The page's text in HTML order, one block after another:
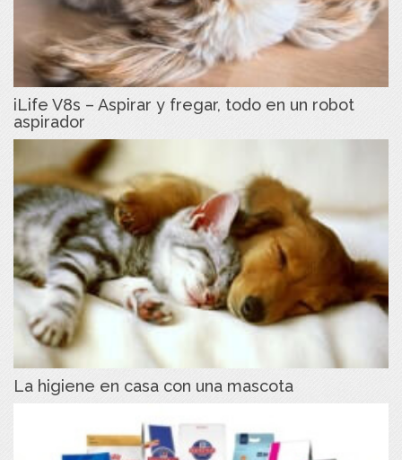
iLife V8s – Aspirar y fregar, todo en un robot
aspirador
La higiene en casa con una mascota